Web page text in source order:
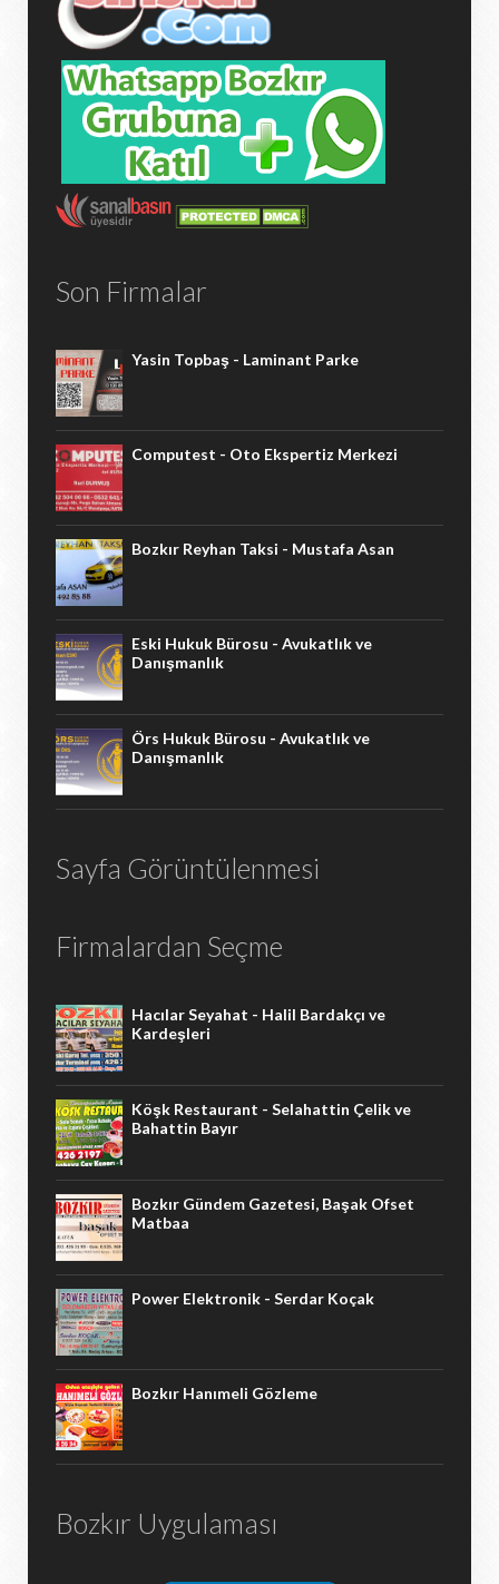
Son Firmalar
Yasin Topbaş - Laminant Parke
Computest - Oto Ekspertiz Merkezi
Bozkır Reyhan Taksi - Mustafa Asan
Eski Hukuk Bürosu - Avukatlık ve
Danışmanlık
Örs Hukuk Bürosu - Avukatlık ve
Danışmanlık
Sayfa Görüntülenmesi
Firmalardan Seçme
Hacılar Seyahat - Halil Bardakçı ve
Kardeşleri
Köşk Restaurant - Selahattin Çelik ve
Bahattin Bayır
Bozkır Gündem Gazetesi, Başak Ofset
Matbaa
Power Elektronik - Serdar Koçak
Bozkır Hanımeli Gözleme
Bozkır Uygulaması